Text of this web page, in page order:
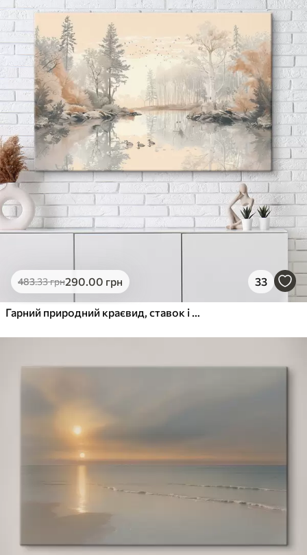
✓ Яскраві, насичені кольори
✓Стійкість до вицвітання
✓Безпечне чорнило без запаху
✗ Поверхня з текстурою полотна
✗Екологічний матеріал
Преміум
Від 363.00 грн
✓ Яскраві, насичені кольори
✓Стійкість до вицвітання
✓ Безпечне чорнило без запаху
✓Поверхня з текстурою полотна
✗Екологічний матеріал
Еко-Преміум
.00грн
✓Яскраві, насичені кольори
483.33грн290.00 грн 33
Гарний природний краєвид, ставок і дерева, дика природа, м'які пастельні кольори